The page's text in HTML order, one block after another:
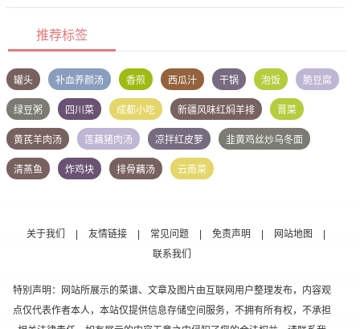
推荐标签
罐头 补血养颜汤 香煎 西瓜汁 干锅 泡饭 脆豆腐
绿豆粥 四川菜 成都小吃 新疆风味红焖羊排 晋菜
黄芪羊肉汤 莲藕猪肉汤 凉拌红皮萝 韭黄鸡丝炒乌冬面
清蒸鱼 炸鸡块 排骨藕汤 云南菜
关于我们 友情链接 常见问题 免责声明 网站地图
联系我们
特别声明：网站所展示的菜谱、文章及图片由互联网用户整理发布，内容观
点仅代表作者本人，本站仅提供信息存储空间服务，不拥有所有权，不承担